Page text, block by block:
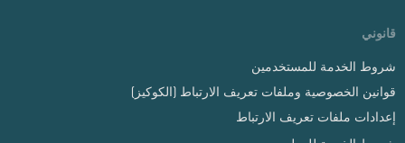
قانوني
شروط الخدمة للمستخدمين
قوانين الخصوصية وملفات تعريف الارتباط (الكوكيز)
إعدادات ملفات تعريف الارتباط